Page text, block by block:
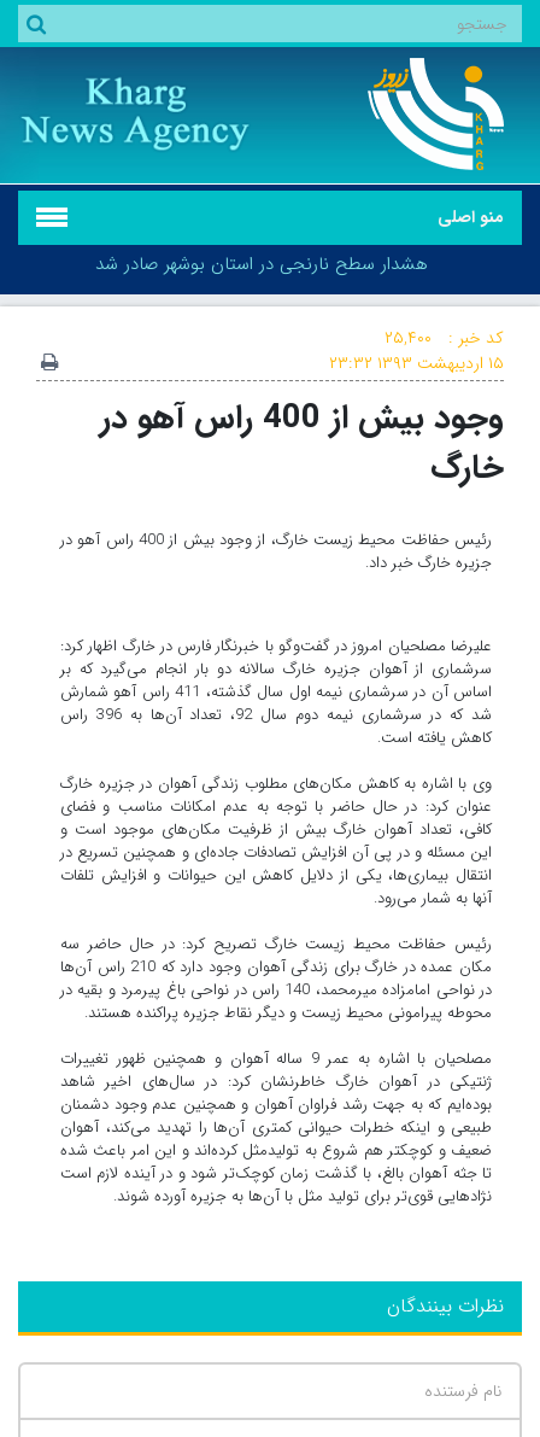
منو اصلی
هشدار سطح نارنجی در استان بوشهر صادر شد
هشدار سطح نارنجی در استان بوشهر صادر شد
کد خبر :
۲۵,۴۰۰
۱۵ اردیبهشت ۱۳۹۳
۲۳:۳۲
وجود بیش از 400 راس آهو در
خارگ
رئیس حفاظت محیط زیست خارگ، از وجود بیش از 400 راس آهو در
جزیره خارگ خبر داد.
علیرضا مصلحیان امروز در گفت‌وگو با خبرنگار فارس در خارگ اظهار کرد:
سرشماری از آهوان جزیره خارگ سالانه دو بار انجام می‌گیرد که بر
اساس آن در سرشماری نیمه اول سال گذشته، 411 راس آهو شمارش
شد که در سرشماری نیمه دوم سال 92، تعداد آن‌ها به 396 راس
کاهش یافته است.
وی با اشاره به کاهش مکان‌های مطلوب زندگی آهوان در جزیره خارگ
عنوان کرد: در حال حاضر با توجه به عدم امکانات مناسب و فضای
کافی، تعداد آهوان خارگ بیش از ظرفیت مکان‌های موجود است و
این مسئله و در پی آن افزایش تصادفات جاده‌ای و همچنین تسریع در
انتقال بیماری‌ها، یکی از دلایل کاهش این حیوانات و افزایش تلفات
آنها به شمار می‌رود.
رئیس حفاظت محیط زیست خارگ تصریح کرد: در حال حاضر سه
مکان عمده در خارگ برای زندگی آهوان وجود دارد که 210 راس آن‌ها
در نواحی امامزاده میرمحمد، 140 راس در نواحی باغ پیرمرد و بقیه در
محوطه پیرامونی محیط زیست و دیگر نقاط جزیره پراکنده هستند.
مصلحیان با اشاره به عمر 9 ساله آهوان و همچنین ظهور تغییرات
ژنتیکی در آهوان خارگ خاطرنشان کرد: در سال‌های اخیر شاهد
بوده‌ایم که به جهت رشد فراوان آهوان و همچنین عدم وجود دشمنان
طبیعی و اینکه خطرات حیوانی کمتری آن‌ها را تهدید می‌کند، آهوان
ضعیف و کوچکتر هم شروع به تولیدمثل کرده‌اند و این امر باعث شده
تا جثه آهوان بالغ، با گذشت زمان کوچک‌تر شود و در آینده لازم است
نژادهایی قوی‌تر برای تولید مثل با آن‌ها به جزیره آورده شوند.
نظرات بینندگان